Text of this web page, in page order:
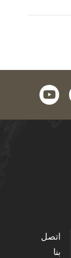
youtube
اتصل
بنا